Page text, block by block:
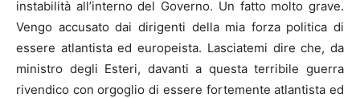
instabilità all’interno del Governo. Un fatto molto grave.
Vengo accusato dai dirigenti della mia forza politica di
essere atlantista ed europeista. Lasciatemi dire che, da
ministro degli Esteri, davanti a questa terribile guerra
rivendico con orgoglio di essere fortemente atlantista ed